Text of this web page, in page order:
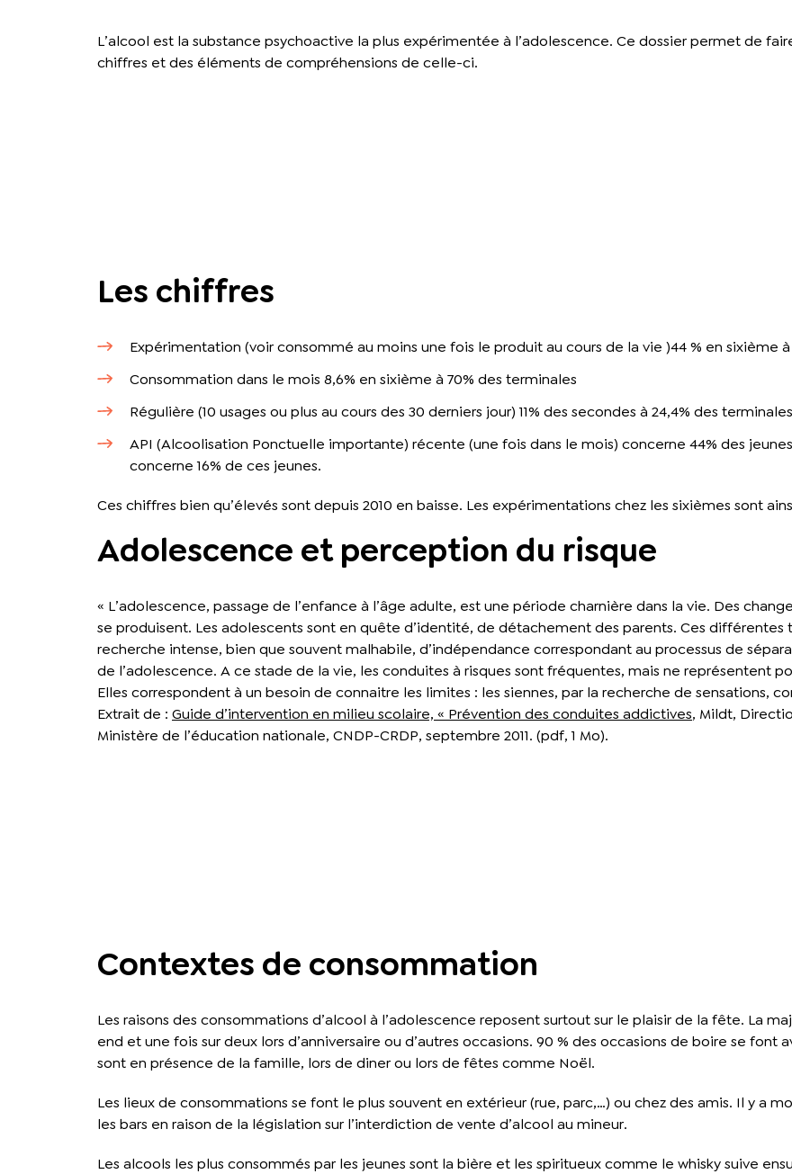
L’alcool est la substance psychoactive la plus expérimentée à l’adolescence. Ce dossier permet de
chiffres et des éléments de compréhensions de celle-ci.
Les chiffres
Expérimentation (voir consommé au moins une fois le produit au cours de la vie )44 % en sixième
Consommation dans le mois 8,6% en sixième à 70% des terminales
Régulière (10 usages ou plus au cours des 30 derniers jour) 11% des secondes à 24,4% des terminales
API (Alcoolisation Ponctuelle importante) récente (une fois dans le mois) concerne 44% des
concerne 16% de ces jeunes.
Ces chiffres bien qu’élevés sont depuis 2010 en baisse. Les expérimentations chez les sixièmes sont
Adolescence et perception du risque
« L’adolescence, passage de l’enfance à l’âge adulte, est une période charnière dans la vie. Des
se produisent. Les adolescents sont en quête d’identité, de détachement des parents. Ces différentes
recherche intense, bien que souvent malhabile, d’indépendance correspondant au processus de
de l’adolescence. A ce stade de la vie, les conduites à risques sont fréquentes, mais ne représentent
Elles correspondent à un besoin de connaitre les limites : les siennes, par la recherche de sensations,
Extrait de : Guide d’intervention en milieu scolaire, « Prévention des conduites addictives, Mildt,
Ministère de l’éducation nationale, CNDP-CRDP, septembre 2011. (pdf, 1 Mo).
Contextes de consommation
Les raisons des consommations d’alcool à l’adolescence reposent surtout sur le plaisir de la fête. La
end et une fois sur deux lors d’anniversaire ou d’autres occasions. 90 % des occasions de boire se
sont en présence de la famille, lors de diner ou lors de fêtes comme Noël.
Les lieux de consommations se font le plus souvent en extérieur (rue, parc,…) ou chez des amis. Il y a
les bars en raison de la législation sur l’interdiction de vente d’alcool au mineur.
Les alcools les plus consommés par les jeunes sont la bière et les spiritueux comme le whisky suive